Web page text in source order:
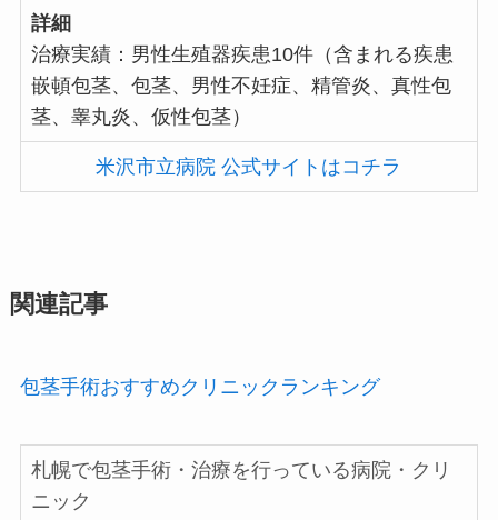
詳細
治療実績：男性生殖器疾患10件（含まれる疾患
嵌頓包茎、包茎、男性不妊症、精管炎、真性包
茎、睾丸炎、仮性包茎）
米沢市立病院 公式サイトはコチラ
関連記事
包茎手術おすすめクリニックランキング
札幌で包茎手術・治療を行っている病院・クリ
ニック